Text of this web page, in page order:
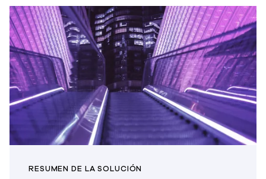
RESUMEN DE LA SOLUCIÓN